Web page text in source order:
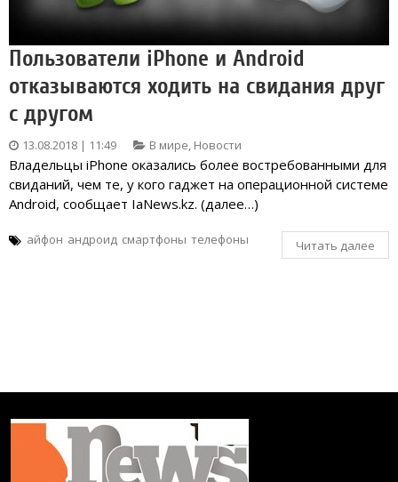
Пользователи iPhone и Android
отказываются ходить на свидания друг
с другом
13.08.2018 | 11:49 В мире, Новости
Владельцы iPhone оказались более востребованными для
свиданий, чем те, у кого гаджет на операционной системе
Android, сообщает IaNews.kz. (далее…)
айфон андроид смартфоны телефоны Читать далее